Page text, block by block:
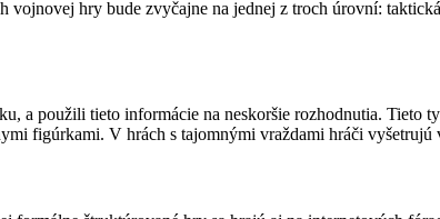
hry bude zvyčajne na jednej z troch úrovní:
a použili tieto informácie na neskoršie rozhodnutia. Tieto
figúrkami. V hrách s tajomnými vraždami hráči vyšetrujú